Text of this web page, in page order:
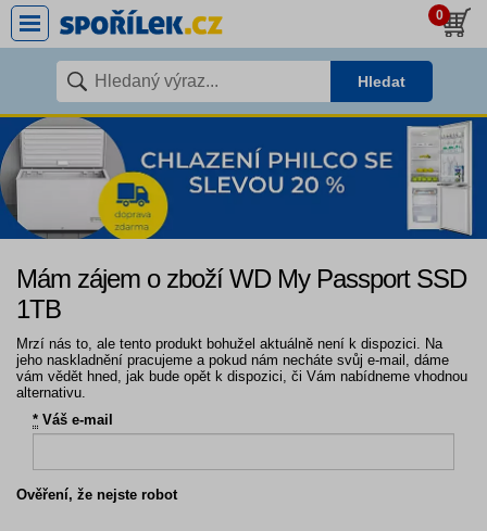
0
Hledat
Mám zájem o zboží WD My Passport SSD
1TB
Mrzí nás to, ale tento produkt bohužel aktuálně není k dispozici. Na
jeho naskladnění pracujeme a pokud nám necháte svůj e-mail, dáme
vám vědět hned, jak bude opět k dispozici, či Vám nabídneme vhodnou
alternativu.
* Váš e-mail
Ověření, že nejste robot